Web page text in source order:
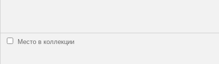
Место в коллекции